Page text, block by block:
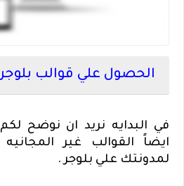
الحصول علي قوالب بلوجر
في البدايه نريد ان نوضح
ايضاً القوالب غير
لمدونتك علي بلوجر .